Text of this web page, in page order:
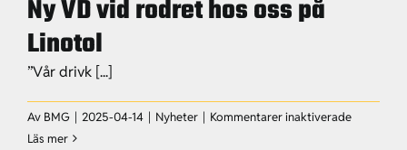
Ny VD vid rodret hos oss på
Linotol
”Vår drivk [...]
Av BMG | 2025-04-14 | Nyheter | Kommentarer inaktiveradeför
Läs mer